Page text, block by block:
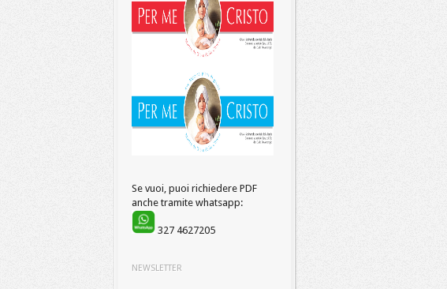
Se vuoi, puoi richiedere PDF
anche tramite whatsapp:
327 4627205
NEWSLETTER